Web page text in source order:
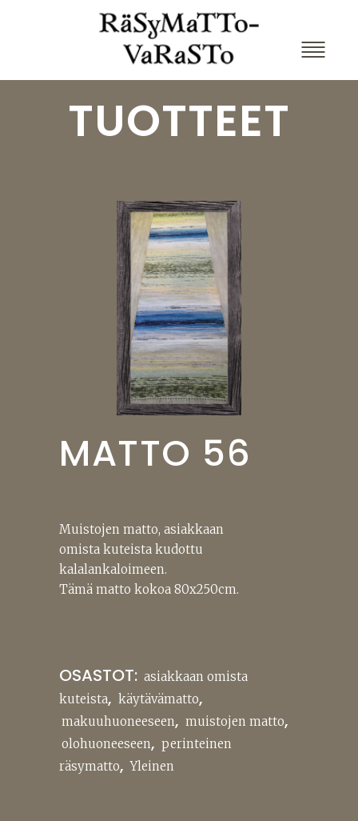
TUOTTEET
MATTO 56
Muistojen matto, asiakkaan
omista kuteista kudottu
kalalankaloimeen.
Tämä matto kokoa 80x250cm.
OSASTOT: asiakkaan omista
kuteista, käytävämatto,
makuuhuoneeseen, muistojen matto,
olohuoneeseen, perinteinen
räsymatto, Yleinen